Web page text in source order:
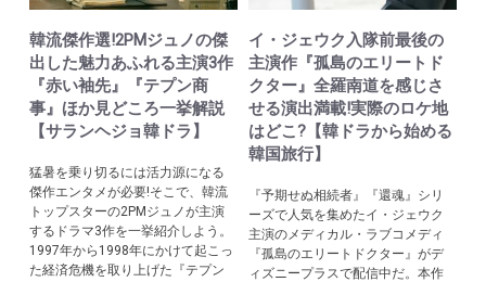
韓流傑作選!2PMジュノの傑
出した魅力あふれる主演3作
『赤い袖先』『テプン商
事』ほか見どころ一挙解説
【サランヘジョ韓ドラ】
猛暑を乗り切るには活力源になる
傑作エンタメが必要!そこで、韓流
トップスターの2PMジュノが主演
するドラマ3作を一挙紹介しよう。
1997年から1998年にかけて起こっ
た経済危機を取り上げた『テプン
イ・ジェウク入隊前最後の
主演作『孤島のエリートド
クター』全羅南道を感じさ
せる演出満載!実際のロケ地
はどこ?【韓ドラから始める
韓国旅行】
『予期せぬ相続者』『還魂』シリ
ーズで人気を集めたイ・ジェウク
主演のメディカル・ラブコメディ
『孤島のエリートドクター』がデ
ィズニープラスで配信中だ。本作